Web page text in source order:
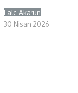
Lale Akarun
30 Nisan 2026